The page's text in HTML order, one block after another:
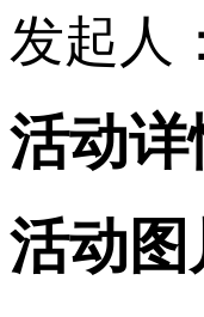
发起人：
活动详
活动图